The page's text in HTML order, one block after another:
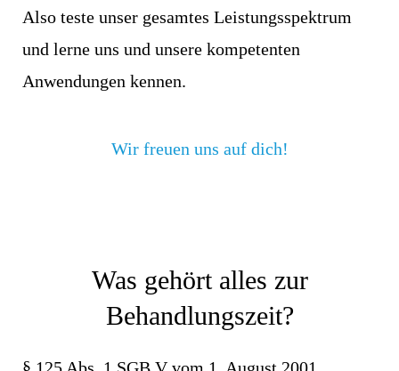
Also teste unser gesamtes Leistungsspektrum
und lerne uns und unsere kompetenten
Anwendungen kennen.
Wir freuen uns auf dich!
Was gehört alles zur
Behandlungszeit?